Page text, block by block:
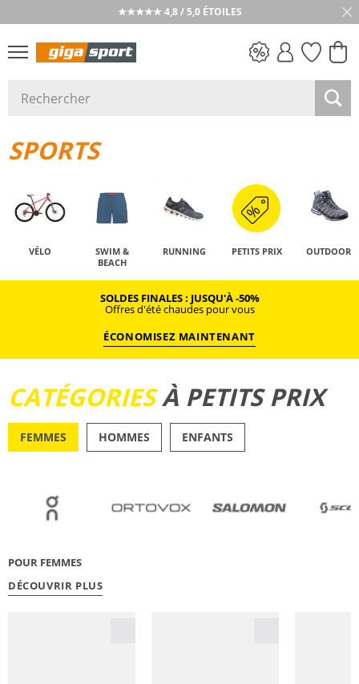
★★★★★ 4,8 / 5,0 ÉTOILES
SPORTS
VÉLO
SWIM &
BEACH
RUNNING PETITS PRIX OUTDOOR
SOLDES FINALES : JUSQU'À -50%
Offres d'été chaudes pour vous
ÉCONOMISEZ MAINTENANT
CATÉGORIESÀ PETITS PRIX
FEMMES HOMMES ENFANTS
POUR FEMMES
DÉCOUVRIR PLUS